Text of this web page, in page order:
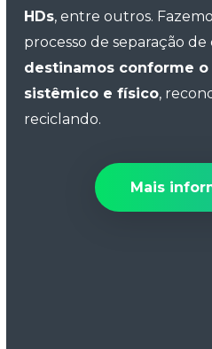
HDs, entre outros.
processo de separação
destinamos conforme
sistêmico e físico,
reciclando.
Mais